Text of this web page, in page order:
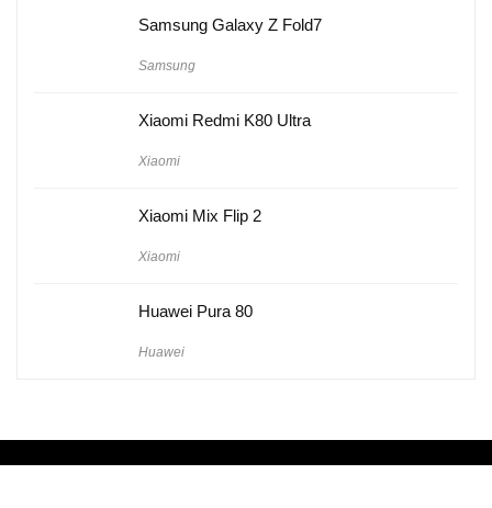
Samsung Galaxy Z Fold7
Samsung
Xiaomi Redmi K80 Ultra
Xiaomi
Xiaomi Mix Flip 2
Xiaomi
Huawei Pura 80
Huawei